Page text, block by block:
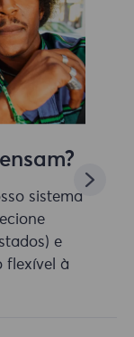
sistema
e
flexível à